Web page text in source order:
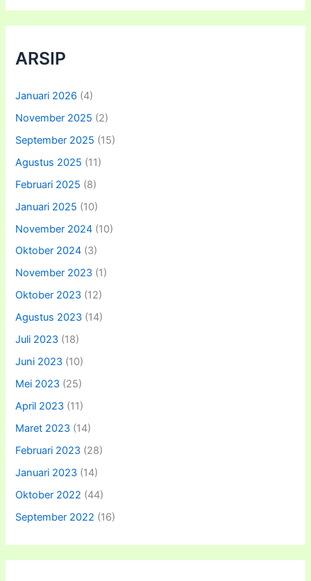
ARSIP
Januari 2026 (4)
November 2025 (2)
September 2025 (15)
Agustus 2025 (11)
Februari 2025 (8)
Januari 2025 (10)
November 2024 (10)
Oktober 2024 (3)
November 2023 (1)
Oktober 2023 (12)
Agustus 2023 (14)
Juli 2023 (18)
Juni 2023 (10)
Mei 2023 (25)
April 2023 (11)
Maret 2023 (14)
Februari 2023 (28)
Januari 2023 (14)
Oktober 2022 (44)
September 2022 (16)